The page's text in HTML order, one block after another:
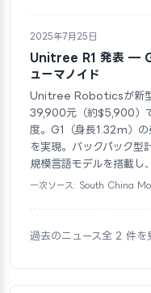
2025年7月25日
Unitree R1 発表 —
ューマノイド
Unitree Roboticsが新型
39,900元（約$5,900）
度。G1（身長1.32m）の
を実現。バックパック
規模言語モデルを搭載し
一次ソース: South China
過去のニュース全 2 件を